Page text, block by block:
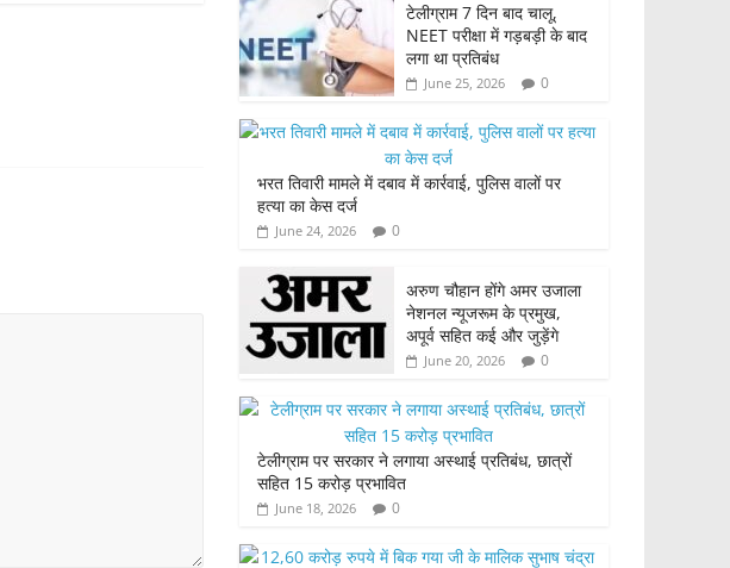
टेलीग्राम 7 दिन बाद चालू,
NEET परीक्षा में गड़बड़ी के बाद
लगा था प्रतिबंध
June 25, 2026 0
भरत तिवारी मामले में दबाव में कार्रवाई, पुलिस वालों पर
हत्या का केस दर्ज
June 24, 2026 0
अरुण चौहान होंगे अमर उजाला
नेशनल न्यूजरूम के प्रमुख,
अपूर्व सहित कई और जुड़ेंगे
June 20, 2026 0
टेलीग्राम पर सरकार ने लगाया अस्थाई प्रतिबंध, छात्रों
सहित 15 करोड़ प्रभावित
June 18, 2026 0